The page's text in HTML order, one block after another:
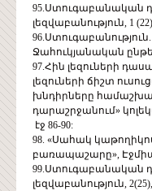
95.Ստուգաբանական
լեզվաբանություն, 1
96.Ստուգաբանություն.
Ջահուկյանական
97.Հին լեզուների
լեզուների ճիշտ
խնդիրները
դարաշրջանում»
էջ 86-90:
98. «Սահակ
բառապաշարը»,
99.Ստուգաբանական
լեզվաբանություն,